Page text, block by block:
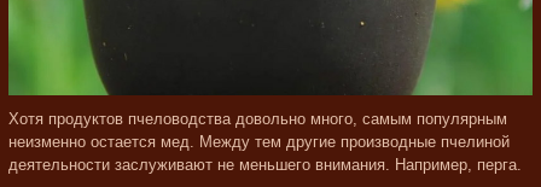
Хотя продуктов пчеловодства довольно много, самым популярным
неизменно остается мед. Между тем другие производные пчелиной
деятельности заслуживают не меньшего внимания. Например, перга.